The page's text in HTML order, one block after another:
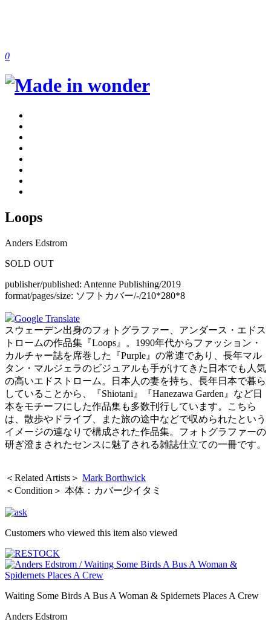
0
Loops
Anders Edstrom
SOLD OUT
publisher/published: Antenne Publishing/2019
format/pages/size: ソフトカバー/-/210*280*8
Google Translate
スウェーデン出身のフォトグラファー、アンダース・エドス
トロームの作品集『Loops』。1990年代からファッション・
カルチャー誌を席巻した『Purple』の常連であり、長年マル
タン・マルジェラのビジュアルも手がけてきた日本でも人気
の高いエドストローム。日本人の妻を持ち、長年日本で暮ら
していることから、『Shiotani』『Hanezawa Garden』など日
本をモチーフにした作品集も多数刊行しています。こちら
は、散歩やドライブ、また旅の途中などで収められたという
イメージの連なりで構成された作品集。フォトグラファーの
研ぎ澄まされたセンスに魅了される雑誌仕立ての一冊です。
＜Related Artists＞ Mark Borthwick
＜Condition＞ 本体：カバー少イタミ
Customers who viewed this item also viewed
Waiting Some Birds A Bus A Woman & Spidernets Places A Crew
Anders Edstrom